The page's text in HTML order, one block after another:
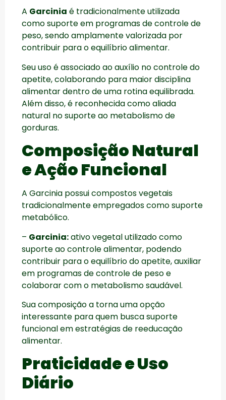
A Garcinia é tradicionalmente utilizada
como suporte em programas de controle de
peso, sendo amplamente valorizada por
contribuir para o equilíbrio alimentar.
Seu uso é associado ao auxílio no controle do
apetite, colaborando para maior disciplina
alimentar dentro de uma rotina equilibrada.
Além disso, é reconhecida como aliada
natural no suporte ao metabolismo de
gorduras.
Composição Natural
e Ação Funcional
A Garcinia possui compostos vegetais
tradicionalmente empregados como suporte
metabólico.
– Garcinia:ativo vegetal utilizado como
suporte ao controle alimentar, podendo
contribuir para o equilíbrio do apetite, auxiliar
em programas de controle de peso e
colaborar com o metabolismo saudável.
Sua composição a torna uma opção
interessante para quem busca suporte
funcional em estratégias de reeducação
alimentar.
Praticidade e Uso
Diário